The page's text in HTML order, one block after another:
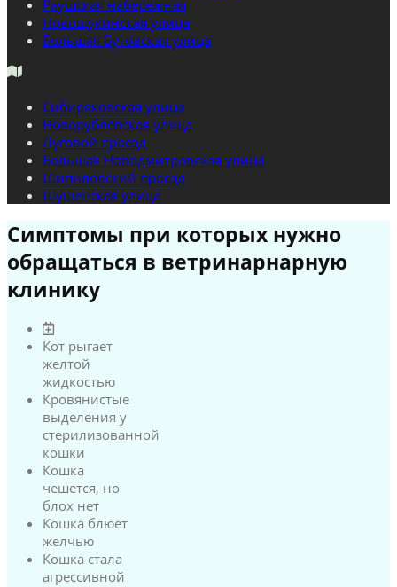
Раушская набережная
Новощукинская улица
Большая Бутовская улица
Сибиряковская улица
Новорублёвская улица
Луговой проезд
Большая Новодмитровская улица
Шипиловский проезд
Шушенская улица
Симптомы при которых нужно
обращаться в ветринарнарную
клинику
Кот рыгает
желтой
жидкостью
Кровянистые
выделения у
стерилизованной
кошки
Кошка
чешется, но
блох нет
Кошка блюет
желчью
Кошка стала
агрессивной